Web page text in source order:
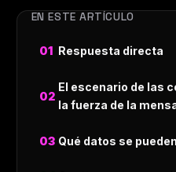
EN ESTE ARTÍCULO
Respuesta directa
El escenario de las
la fuerza de la
Qué datos se